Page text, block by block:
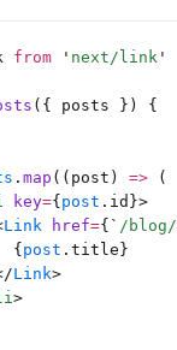
from ' next/link '
({ posts }) {
. map ((post) => (
key={ post .id}>
Link href={ ` /blog/
{
post .title}
Link>
>